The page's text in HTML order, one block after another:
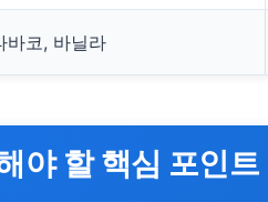
바코, 바닐라
야 할 핵심 포인트